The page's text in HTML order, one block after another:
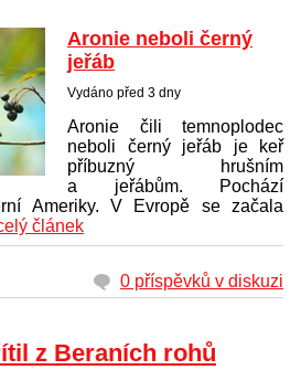
Aronie neboli černý
jeřáb
Vydáno před 3 dny
Aronie čili temnoplodec
neboli černý jeřáb je keř
příbuzný hrušním
a jeřábům. Pochází
Ameriky. V Evropě se začala
článek
0 příspěvků v diskuzi
z Beraních rohů